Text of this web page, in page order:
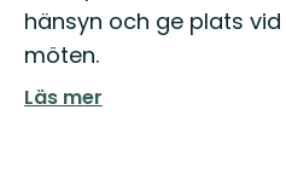
hänsyn och ge plats vid
möten.
Läs mer